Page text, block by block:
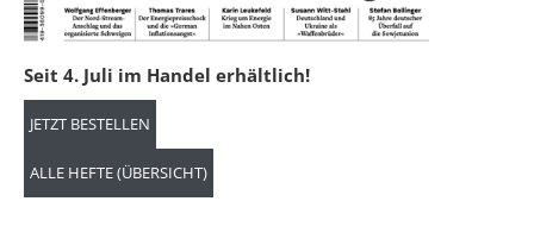
Seit 4. Juli im Handel erhältlich!
JETZT BESTELLEN
ALLE HEFTE (ÜBERSICHT)